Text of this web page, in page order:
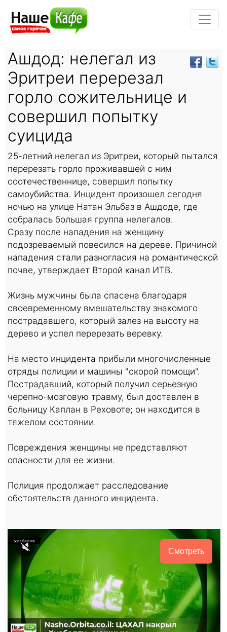
Ашдод: нелегал из
Эритреи перерезал
горло сожительнице и
совершил попытку
суицида
25-летний нелегал из Эритреи, который пытался
перерезать горло проживавшей с ним
соотечественнице, совершил попытку
самоубийства. Инцидент произошел сегодня
ночью на улице Натан Эльбаз в Ашдоде, где
собралась большая группа нелегалов.
Сразу после нападения на женщину
подозреваемый повесился на дереве. Причиной
нападения стали разногласия на романтической
почве, утверждает Второй канал ИТВ.
Жизнь мужчины была спасена благодаря
своевременному вмешательству знакомого
пострадавшего, который залез на высоту на
дерево и успел перерезать веревку.
На место инцидента прибыли многочисленные
отряды полиции и машины "скорой помощи".
Пострадавший, который получил серьезную
черепно-мозговую травму, был доставлен в
больницу Каплан в Реховоте; он находится в
тяжелом состоянии.
Повреждения женщины не представляют
опасности для ее жизни.
Полиция продолжает расследование
обстоятельств данного инцидента.
Смотреть